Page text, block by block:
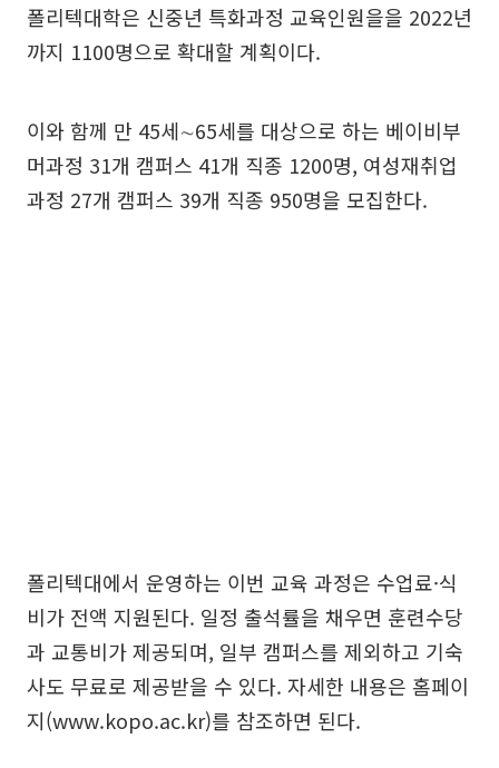
폴리텍대학은 신중년 특화과정 교육인원을을 2022년
까지 1100명으로 확대할 계획이다.
이와 함께 만 45세∼65세를 대상으로 하는 베이비부
머과정 31개 캠퍼스 41개 직종 1200명, 여성재취업
과정 27개 캠퍼스 39개 직종 950명을 모집한다.
폴리텍대에서 운영하는 이번 교육 과정은 수업료·식
비가 전액 지원된다. 일정 출석률을 채우면 훈련수당
과 교통비가 제공되며, 일부 캠퍼스를 제외하고 기숙
사도 무료로 제공받을 수 있다. 자세한 내용은 홈페이
지(www.kopo.ac.kr)를 참조하면 된다.